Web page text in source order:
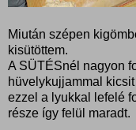
Miután szépen
kisütöttem.
A SÜTÉSnél nagyon
hüvelykujjammal
ezzel a lyukkal lefelé
része így felül maradt.